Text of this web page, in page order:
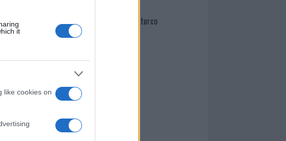
it
like cookies on
Martina Agostina Diturco
I nostri cari